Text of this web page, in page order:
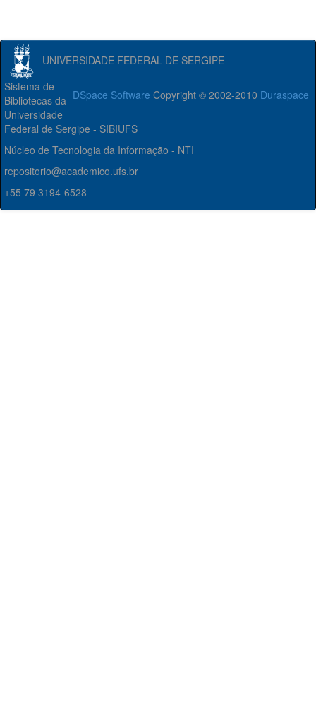
UNIVERSIDADE FEDERAL DE SERGIPE
DSpace Software Copyright © 2002-2010 Duraspace
Sistema de
Bibliotecas da
Universidade
Federal de Sergipe - SIBIUFS
Núcleo de Tecnologia da Informação - NTI
repositorio@academico.ufs.br
+55 79 3194-6528